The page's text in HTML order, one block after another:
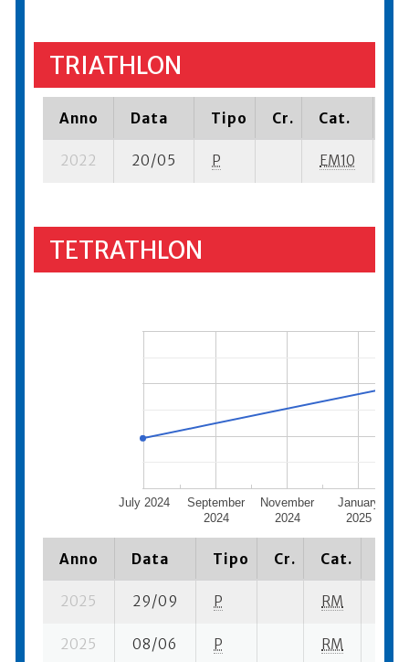
TRIATHLON
Anno Data Tipo Cr. Cat.
2022 20/05 P EM10
TETRATHLON
July 2024
September
2024
November
2024
January
2025
Anno Data Tipo Cr. Cat.
2025 29/09 P RM
2025 08/06 P RM